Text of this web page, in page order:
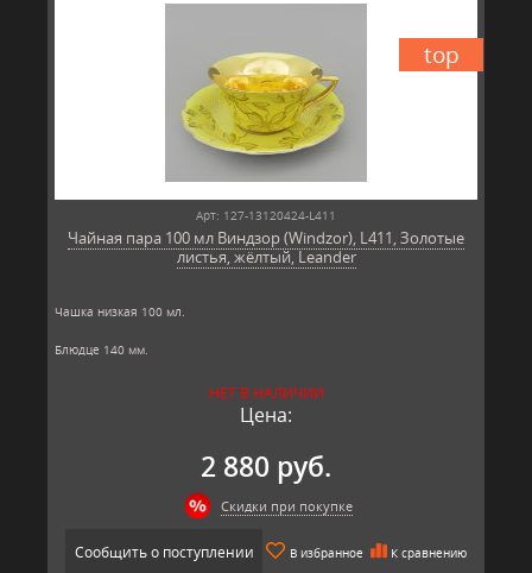
top
Арт: 127-13120424-L411
Чайная пара 100 мл Виндзор (Windzor), L411, Золотые
листья, жёлтый, Leander
Чашка низкая 100 мл.
Блюдце 140 мм.
Материал: твёрдый фарфор, позолота
Производитель: Leander, Чехия.
НЕТ В НАЛИЧИИ
Цена:
2 880 руб.
Скидки при покупке
Сообщить о поступлении В избранное К сравнению